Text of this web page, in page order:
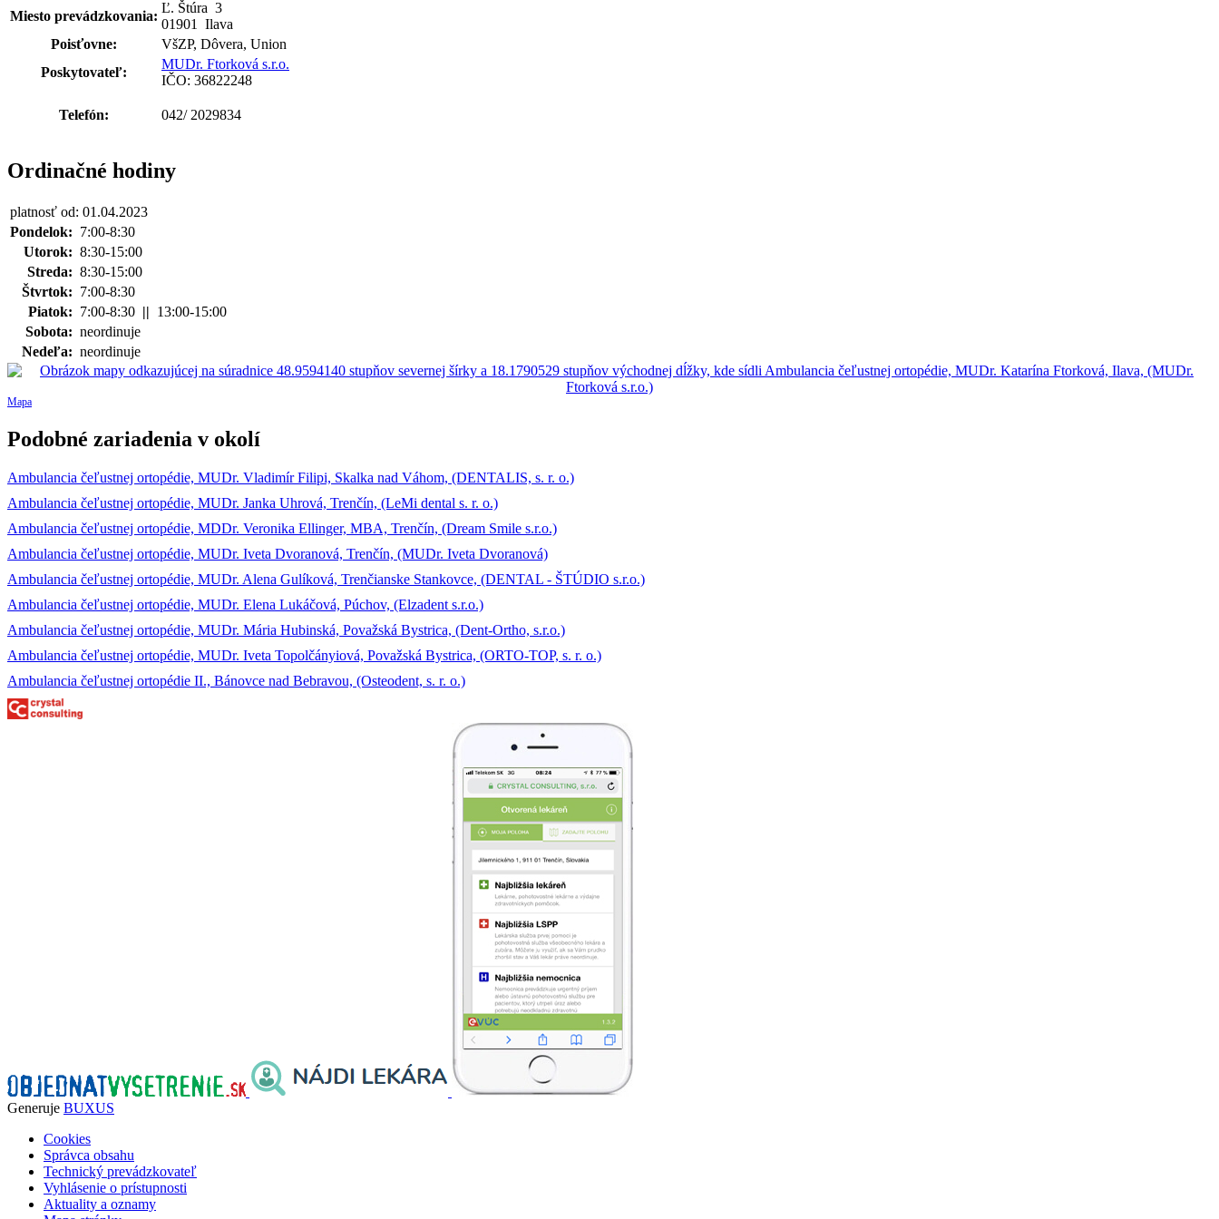
Miesto prevádzkovania:
Ľ. Štúra 3
01901 Ilava
Poisťovne:
VšZP, Dôvera, Union
Poskytovateľ:
MUDr. Ftorková s.r.o.
IČO: 36822248
Telefón: 042/ 2029834
Ordinačné hodiny
platnosť od: 01.04.2023
Pondelok: 7:00-8:30
Utorok: 8:30-15:00
Streda: 8:30-15:00
Štvrtok: 7:00-8:30
Piatok: 7:00-8:30 || 13:00-15:00
Sobota: neordinuje
Nedeľa: neordinuje
Mapa
Podobné zariadenia v okolí
Ambulancia čeľustnej ortopédie, MUDr. Vladimír Filipi, Skalka nad Váhom, (DENTALIS, s. r. o.)
Ambulancia čeľustnej ortopédie, MUDr. Janka Uhrová, Trenčín, (LeMi dental s. r. o.)
Ambulancia čeľustnej ortopédie, MDDr. Veronika Ellinger, MBA, Trenčín, (Dream Smile s.r.o.)
Ambulancia čeľustnej ortopédie, MUDr. Iveta Dvoranová, Trenčín, (MUDr. Iveta Dvoranová)
Ambulancia čeľustnej ortopédie, MUDr. Alena Gulíková, Trenčianske Stankovce, (DENTAL - ŠTÚDIO s.r.o.)
Ambulancia čeľustnej ortopédie, MUDr. Elena Lukáčová, Púchov, (Elzadent s.r.o.)
Ambulancia čeľustnej ortopédie, MUDr. Mária Hubinská, Považská Bystrica, (Dent-Ortho, s.r.o.)
Ambulancia čeľustnej ortopédie, MUDr. Iveta Topolčányiová, Považská Bystrica, (ORTO-TOP, s. r. o.)
Ambulancia čeľustnej ortopédie II., Bánovce nad Bebravou, (Osteodent, s. r. o.)
Generuje BUXUS
Cookies
Správca obsahu
Technický prevádzkovateľ
Vyhlásenie o prístupnosti
Aktuality a oznamy